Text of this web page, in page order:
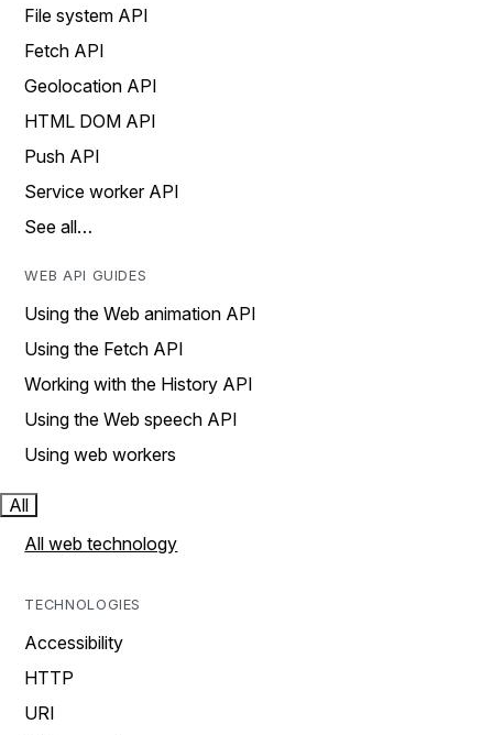
File system API
Fetch API
Geolocation API
HTML DOM API
Push API
Service worker API
See all…
WEB API GUIDES
Using the Web animation API
Using the Fetch API
Working with the History API
Using the Web speech API
Using web workers
All
All web technology
TECHNOLOGIES
Accessibility
HTTP
URI